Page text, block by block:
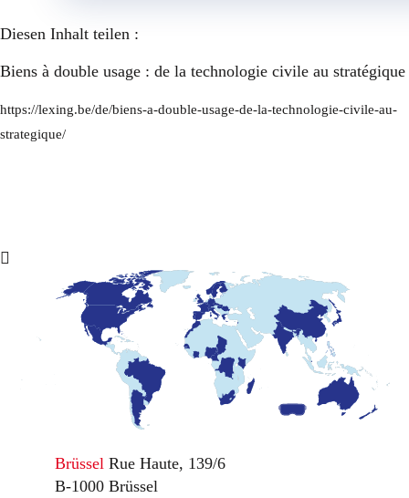
Diesen Inhalt teilen :
Biens à double usage : de la technologie civile au stratégique
https://lexing.be/de/biens-a-double-usage-de-la-technologie-civile-au-
strategique/
Brüssel Rue Haute, 139/6
B-1000 Brüssel